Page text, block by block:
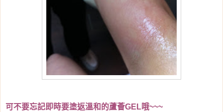
可不要忘記即時要塗返溫和的蘆薈GEL哦~~~